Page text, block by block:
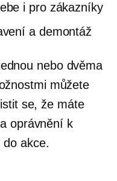
i pro zákazníky
a demontáž
nebo dvěma
můžete
se, že máte
oprávnění k
akce.